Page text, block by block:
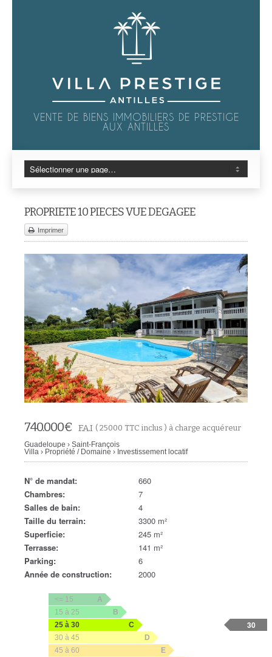
VENTE DE BIENS IMMOBILIERS DE PRESTIGE
AUX ANTILLES
PROPRIETE 10 PIECES VUE DEGAGEE
Imprimer
740.000€ F.A.I ( 25000 TTC inclus ) à charge acquéreur
Guadeloupe › Saint-François
Villa › Propriété / Domaine › Investissement locatif
N° de mandat:
660
Chambres:
7
Salles de bain:
4
Taille du terrain:
3300 m²
Superficie:
245 m²
Terrasse:
141 m²
Parking:
6
Année de construction:
2000
30
<= 15
A
15 à 25
B
25 à 30
C
30 à 45
D
45 à 60
E